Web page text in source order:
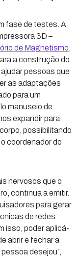
fase de testes. A
3D –
de Magnetismo,
a construção do
pessoas que
as adaptações
para um
manuseio de
expandir para
possibilitando
coordenador do
nervosos que o
continua a emitir.
para gerar
de redes
isso, poder aplicá-
abrir e fechar a
desejou”,